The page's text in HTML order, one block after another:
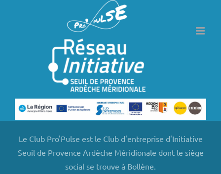
Le Club Pro'Pulse est le Club d'entreprise d'Initiative
Seuil de Provence Ardèche Méridionale dont le siège
social se trouve à Bollène.